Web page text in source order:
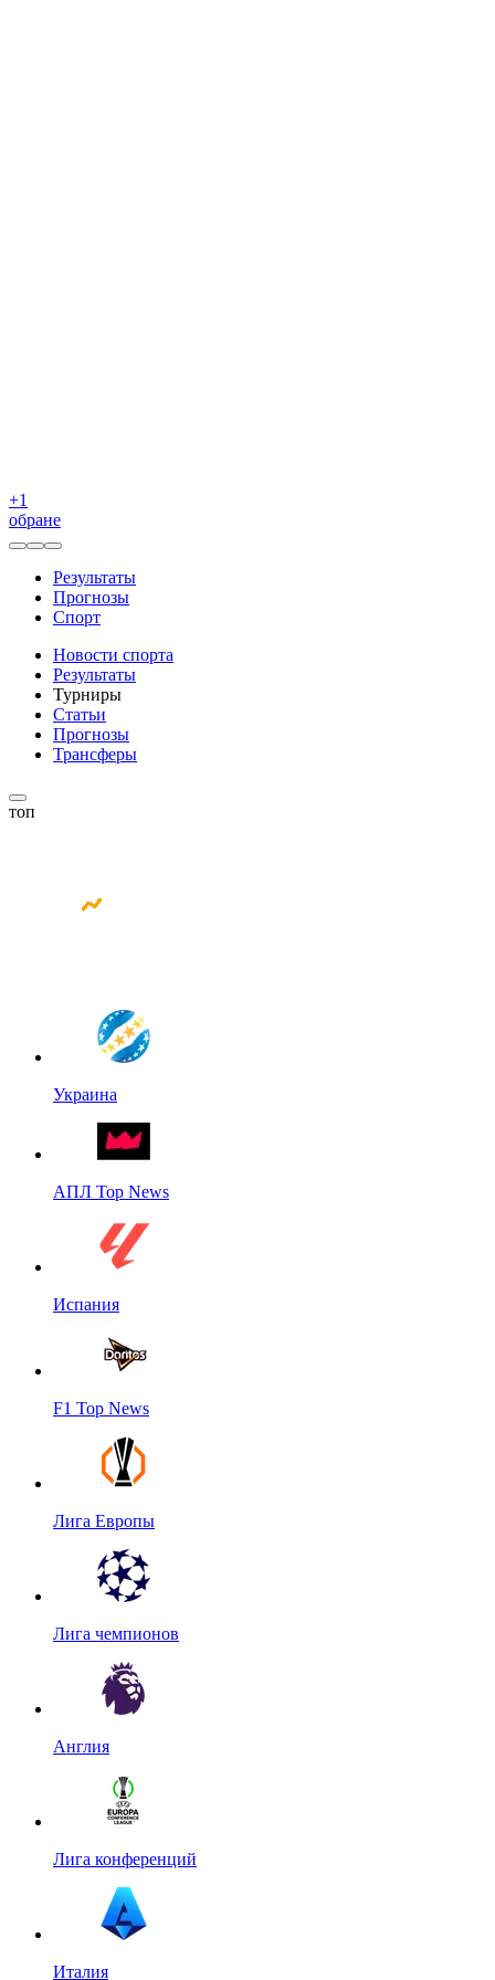
+1
обране
Результаты
Прогнозы
Спорт
Новости спорта
Результаты
Турниры
Статьи
Прогнозы
Трансферы
топ
Украина
АПЛ Top News
Испания
F1 Top News
Лига Европы
Лига чемпионов
Англия
Лига конференций
Италия